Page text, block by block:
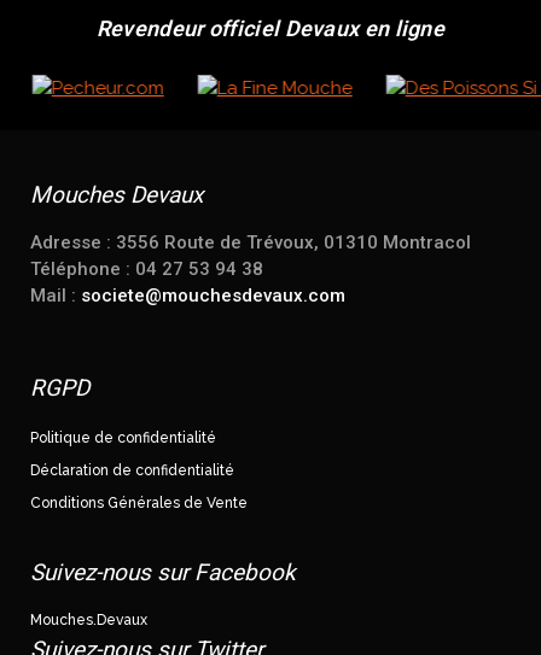
Revendeur officiel Devaux en ligne
Mouches Devaux
Adresse : 3556 Route de Trévoux, 01310 Montracol
Téléphone : 04 27 53 94 38
Mail : societe@mouchesdevaux.com
RGPD
Politique de confidentialité
Déclaration de confidentialité
Conditions Générales de Vente
Suivez-nous sur Facebook
Mouches.Devaux